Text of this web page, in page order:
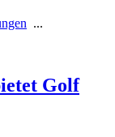
...
Golf